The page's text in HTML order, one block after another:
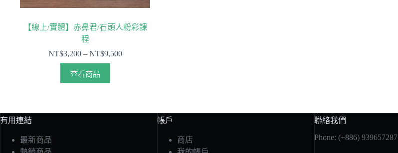
【線上/實體】赤鼻君/石頭人粉彩課
程
NT$3,200– NT$9,500
查看商品
有用連結
最新商品
帳戶
商店
聯絡我們
Phone: (+886) 939657287